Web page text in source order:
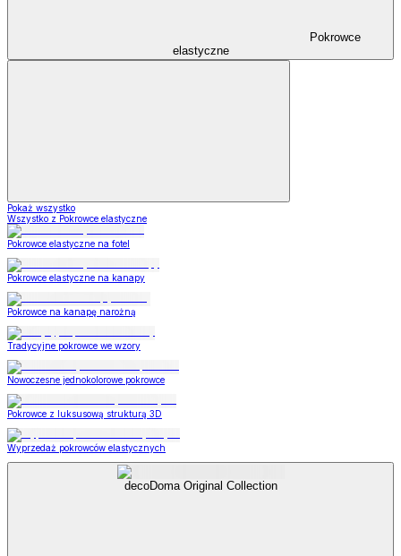
Pokrowce
elastyczne
Pokaż wszystko
Wszystko z Pokrowce elastyczne
Pokrowce elastyczne na fotel
Pokrowce elastyczne na kanapy
Pokrowce na kanapę narożną
Tradycyjne pokrowce we wzory
Nowoczesne jednokolorowe pokrowce
Pokrowce z luksusową strukturą 3D
Wyprzedaż pokrowców elastycznych
decoDoma Original Collection